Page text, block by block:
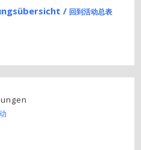
/ 回到活动总表